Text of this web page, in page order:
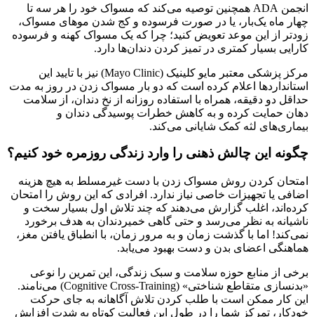
انجمن ADA همچنین توصیه می‌کند که مسواک خود را هر سه تا
چهار ماه یک‌بار، یا در صورت فرسوده و کج شدن موهای مسواک،
زودتر از این موعد تعویض کنید؛ چرا که یک مسواک کهنه و فرسوده
کارایی بسیار کمتری در تمیز کردن دندان‌ها دارد.
مرکز پزشکی معتبر مایو کلینیک (Mayo Clinic) نیز با تایید این
استانداردها اعلام کرده است که دو بار مسواک زدن در روز به مدت
حداقل دو دقیقه، همراه با استفاده روزانه از نخ دندان، از سلامت
دهان حمایت کرده و به کاهش خطرات پوسیدگی دندان و
بیماری‌های لثه کمک شایانی می‌کند.
چگونه این چالش ذهنی را وارد زندگی روزمره خود کنیم؟
امتحان کردن روش مسواک زدن با دست غیرمسلط به هیچ هزینه
اضافی یا تجهیزات خاصی نیاز ندارد. افرادی که این روش را امتحان
کرده‌اند، اغلب گزارش می‌دهند که چند تلاش اول بسیار سخت و
ناشیانه به نظر می‌رسد و حتی گاهی خمیردندان به هدف برخورد
نمی‌کند! اما با گذشت زمان و به مرور زمان، با انطباق یافتن مغز،
هماهنگی اعضای بدن و دست بهبود می‌یابد.
برخی از منابع حوزه سلامت و سبک زندگی، این تمرین را نوعی
«بدنسازی متقاطع شناختی» (Cognitive Cross-Training) می‌نامند.
این کار ممکن است با طلب کردن تلاش آگاهانه به جای حرکت
خودکار، تمرکز شما را در طول این فعالیت کوتاه به شدت افزایش